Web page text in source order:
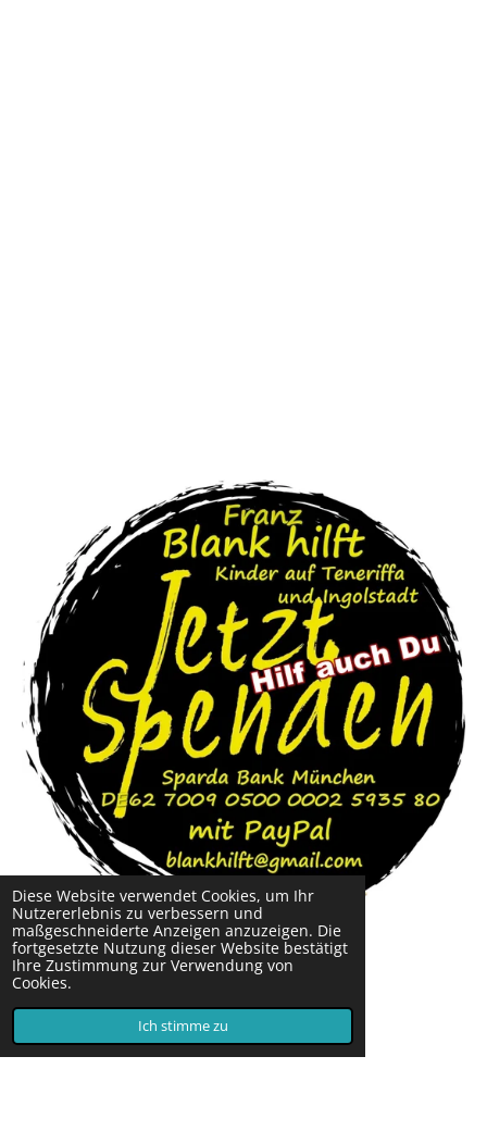
Diese Website verwendet Cookies, um Ihr
Nutzererlebnis zu verbessern und
maßgeschneiderte Anzeigen anzuzeigen. Die
fortgesetzte Nutzung dieser Website bestätigt
Ihre Zustimmung zur Verwendung von
Cookies.
Ich stimme zu
Das ist Franz Blank